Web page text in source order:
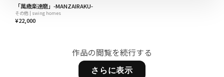
「萬歳楽達磨」-MANZAIRAKU-
その他 | swing homes
¥22,000
作品の閲覧を続行する
さらに表示